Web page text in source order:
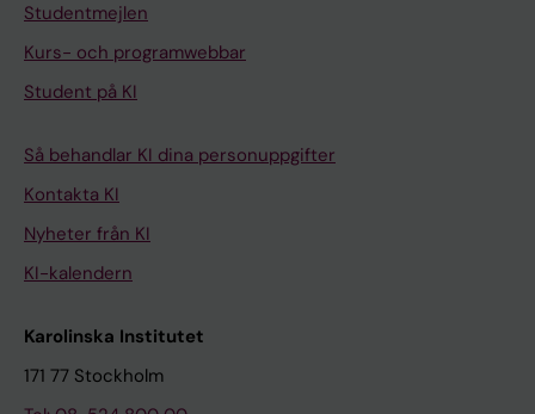
Studentmejlen
Kurs- och programwebbar
Student på KI
Så behandlar KI dina personuppgifter
Kontakta KI
Nyheter från KI
KI-kalendern
Karolinska Institutet
171 77 Stockholm